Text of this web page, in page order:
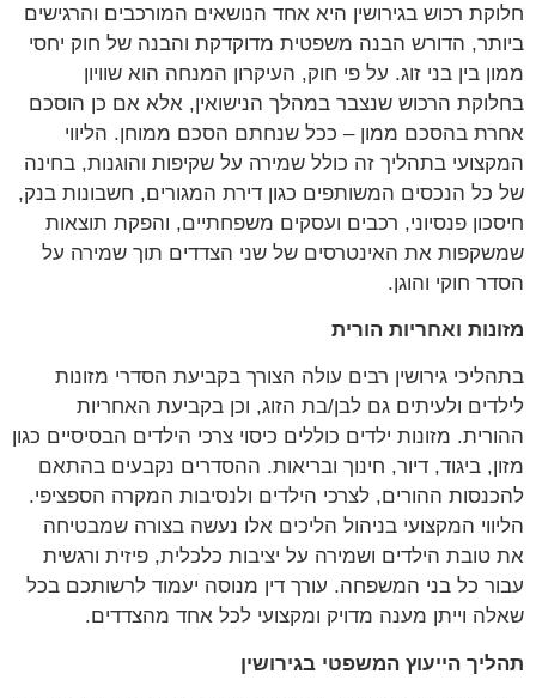
חלוקת רכוש בגירושין היא אחד הנושאים המורכבים והרגישים
ביותר, הדורש הבנה משפטית מדוקדקת והבנה של חוק יחסי
ממון בין בני זוג. על פי חוק, העיקרון המנחה הוא שוויון
בחלוקת הרכוש שנצבר במהלך הנישואין, אלא אם כן הוסכם
אחרת בהסכם ממון – ככל שנחתם הסכם ממוחן. הליווי
המקצועי בתהליך זה כולל שמירה על שקיפות והוגנות, בחינה
של כל הנכסים המשותפים כגון דירת המגורים, חשבונות בנק,
חיסכון פנסיוני, רכבים ועסקים משפחתיים, והפקת תוצאות
שמשקפות את האינטרסים של שני הצדדים תוך שמירה על
הסדר חוקי והוגן.
מזונות ואחריות הורית
בתהליכי גירושין רבים עולה הצורך בקביעת הסדרי מזונות
לילדים ולעיתים גם לבן/בת הזוג, וכן בקביעת האחריות
ההורית. מזונות ילדים כוללים כיסוי צרכי הילדים הבסיסיים כגון
מזון, ביגוד, דיור, חינוך ובריאות. ההסדרים נקבעים בהתאם
להכנסות ההורים, לצרכי הילדים ולנסיבות המקרה הספציפי.
הליווי המקצועי בניהול הליכים אלו נעשה בצורה שמבטיחה
את טובת הילדים ושמירה על יציבות כלכלית, פיזית ורגשית
עבור כל בני המשפחה. עורך דין מנוסה יעמוד לרשותכם בכל
שאלה וייתן מענה מדויק ומקצועי לכל אחד מהצדדים.
תהליך הייעוץ המשפטי בגירושין